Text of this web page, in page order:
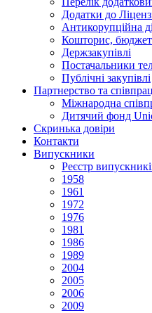
Додатки до
Антикорупційна
Кошторис, бюджет
Держзакупiвлi
Постачальники
Публічні закупівлі
Партнерство та
Міжнародна
Дитячий фонд
Скринька довіри
Контакти
Випускники
Реєстр
1958
1961
1972
1976
1981
1986
1989
2004
2005
2006
2009